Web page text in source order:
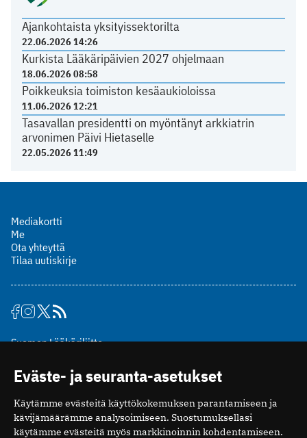
Ajankohtaista yksityissektorilta
22.06.2026 14:26
Kurkista Lääkäripäivien 2027 ohjelmaan
18.06.2026 08:58
Poikkeuksia toimiston kesäaukioloissa
11.06.2026 12:21
Tasavallan presidentti on myöntänyt arkkiatrin
arvonimen Päivi Hietaselle
22.05.2026 11:49
Mediakortti
Me
Ota yhteyttä
Tilaa uutiskirje
Suomen Lääkäriliitto
00510 Helsinki
puh. (09) 393 091
toimitus@potilaanlaakarilehti.fi
ISSN 2323-9476
Eväste- ja seuranta-asetukset
Käytämme evästeitä käyttökokemuksen parantamiseen ja
kävijämäärämme analysoimiseen. Suostumuksellasi
käytämme evästeitä myös markkinoinnin kohdentamiseen.